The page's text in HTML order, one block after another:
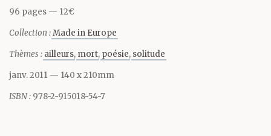
intervalles réguliers.
Lui, il boit, s’essuie les
lèvres, parle, s’arrête,
réfléchit, reparle.
96 pages 12€
Collection :Made in Europe
Thèmes : ailleurs mort poésie solitude
janv. 2011 — 140 x 210mm
ISBN : 978-2-915018-54-7